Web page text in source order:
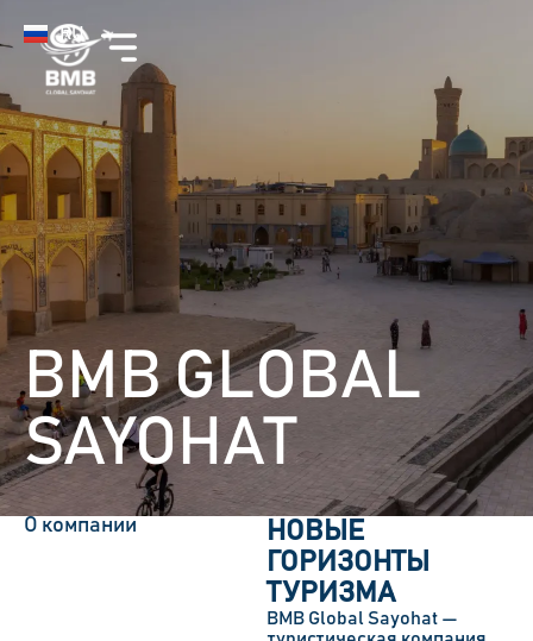
RU
EN
BMB GLOBAL
SAYOHAT
О компании
НОВЫЕ
ГОРИЗОНТЫ
ТУРИЗМА
BMB Global Sayohat —